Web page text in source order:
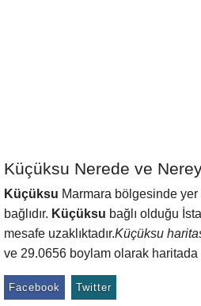
Küçüksu Nerede ve
Küçüksu Marmara bölgesinde
bağlıdır. Küçüksu bağlı olduğu
mesafe uzaklıktadır.Küçüksu
ve 29.0656 boylam olarak haritada
Facebook Twitter